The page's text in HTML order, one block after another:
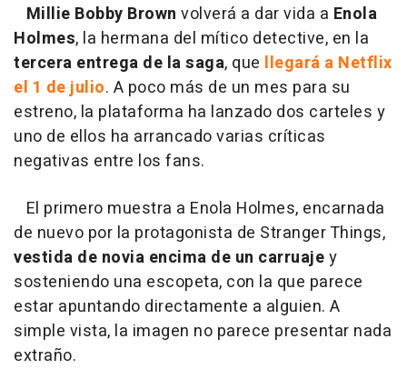
Millie Bobby Brown volverá a dar vida a Enola
Holmes, la hermana del mítico detective, en la
tercera entrega de la saga, que llegará a Netflix
el 1 de julio. A poco más de un mes para su
estreno, la plataforma ha lanzado dos carteles y
uno de ellos ha arrancado varias críticas
negativas entre los fans.
El primero muestra a Enola Holmes, encarnada
de nuevo por la protagonista de Stranger Things,
vestida de novia encima de un carruajey
sosteniendo una escopeta, con la que parece
estar apuntando directamente a alguien. A
simple vista, la imagen no parece presentar nada
extraño.